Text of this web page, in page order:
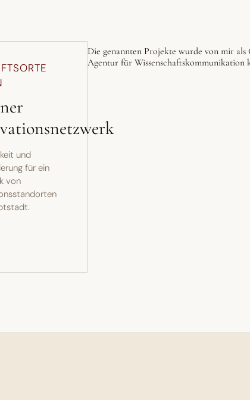
und
für ein
von
Die genannten Projekte wurde von mir als
Agentur für